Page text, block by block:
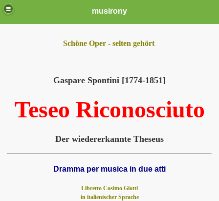
musirony
Schöne Oper - selten gehört
Gaspare Spontini [1774-1851]
Teseo Riconosciuto
Der wiedererkannte Theseus
Dramma per musica in due atti
Libretto Cosimo Giotti
in italienischer Sprache